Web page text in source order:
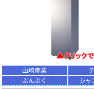
クリンスモーキング
山崎産業
ぶんぶく
ジャ